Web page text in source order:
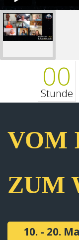
00
Stunde
VOM
ZUM
10. - 20.